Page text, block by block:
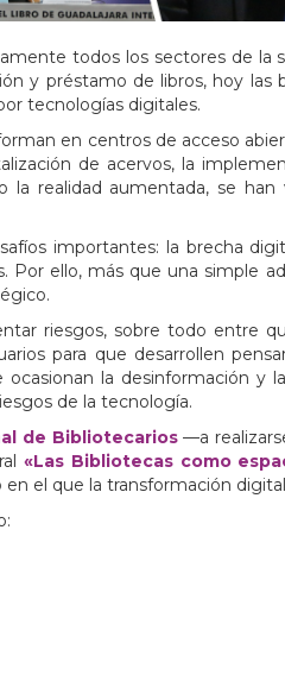
todos los sectores de la
y préstamo de libros, hoy
tecnologías digitales.
en centros de acceso
de acervos, la
la realidad aumentada, se
importantes: la brecha
Por ello, más que una simple
riesgos, sobre todo entre
para que desarrollen
la desinformación y
de la tecnología.
de Bibliotecarios—a
«Las Bibliotecas como
el que la transformación